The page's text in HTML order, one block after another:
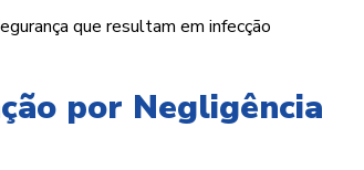
que resultam em infecção
por Negligência